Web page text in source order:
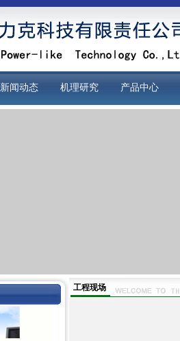
新闻动态 机理研究 产品中心
工程现场